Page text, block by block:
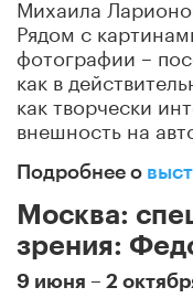
Михаила
Рядом с
фотографии –
как в
как творчески
внешность на
Подробнее о
Москва:
зрения:
9 июня – 2